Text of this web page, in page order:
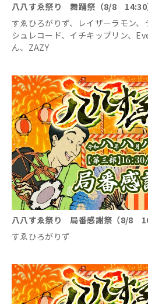
八八すゑ祭り 舞踊祭（8/8 14:30
すゑひろがりず、レイザーラモン、
シュレコード、イチキップリン、
ん、ZAZY
八八すゑ祭り 局番感謝祭（8/8
すゑひろがりず